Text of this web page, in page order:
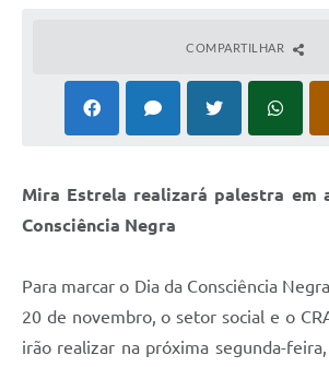
COMPARTILHAR
Mira Estrela realizará palestra em
Consciência Negra
Para marcar o Dia da Consciência
20 de novembro, o setor social e o
irão realizar na próxima segunda-